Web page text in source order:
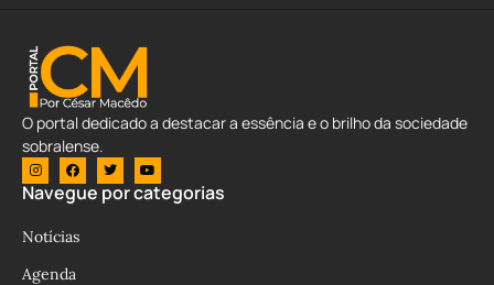
O portal dedicado a destacar a essência e o brilho da sociedade
sobralense.
Navegue por categorias
Notícias
Agenda